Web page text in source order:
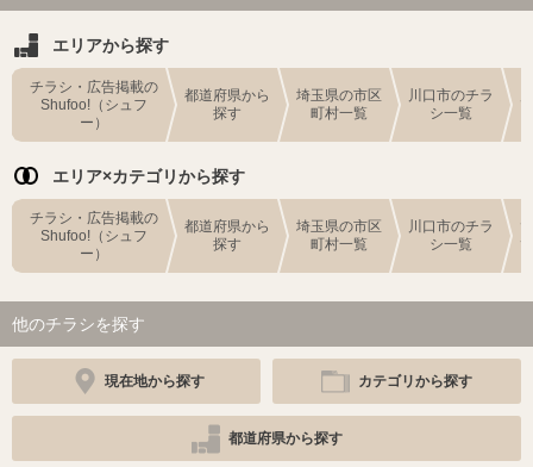
エリアから探す
チラシ・広告掲載の
Shufoo!（シュフ
ー）
都道府県から
探す
埼玉県の市区
町村一覧
川口市のチラ
シ一覧
エリア×カテゴリから探す
チラシ・広告掲載の
Shufoo!（シュフ
ー）
都道府県から
探す
埼玉県の市区
町村一覧
川口市のチラ
シ一覧
他のチラシを探す
現在地から探す カテゴリから探す
都道府県から探す